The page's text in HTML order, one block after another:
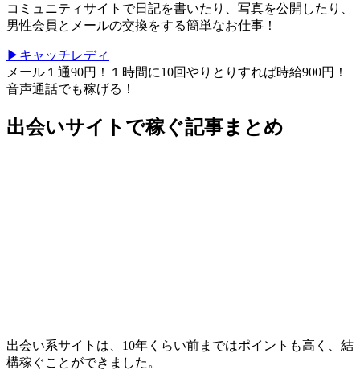
コミュニティサイトで日記を書いたり、写真を公開したり、
男性会員とメールの交換をする簡単なお仕事！
▶キャッチレディ
メール１通90円！１時間に10回やりとりすれば時給900円！
音声通話でも稼げる！
出会いサイトで稼ぐ記事まとめ
出会い系サイトは、10年くらい前まではポイントも高く、結
構稼ぐことができました。